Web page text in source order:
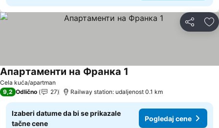
Deli
Cela kuća/apartman
Апартаменти на Франка 1
9,2 Odlično 27 Railway station: udaljenost 0.1 km
Izaberi datume da bi se prikazale
tačne cene
Pogledaj cene